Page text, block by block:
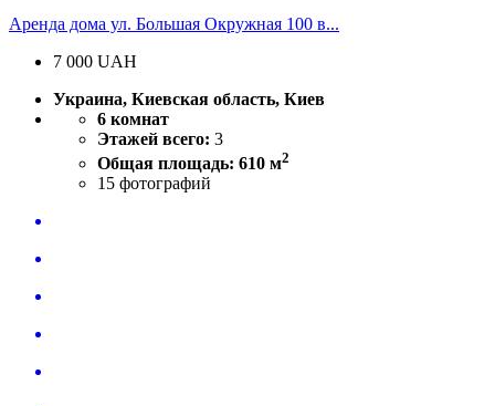
Аренда дома ул. Большая Окружная 100 в...
7 000 UAH
Украина, Киевская область, Киев
6 комнат
Этажей всего: 3
Общая площадь: 610 м2
15 фотографий